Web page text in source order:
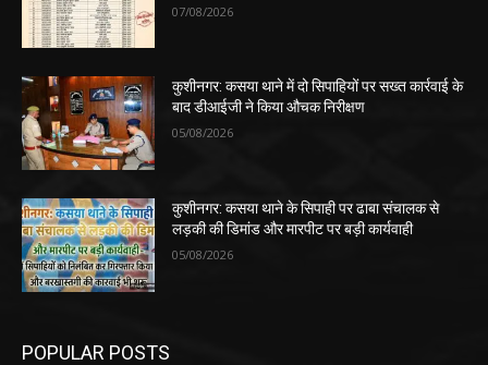
07/08/2026
कुशीनगर: कसया थाने में दो सिपाहियों पर सख्त कार्रवाई के
बाद डीआईजी ने किया औचक निरीक्षण
05/08/2026
कुशीनगर: कसया थाने के सिपाही पर ढाबा संचालक से
लड़की की डिमांड और मारपीट पर बड़ी कार्यवाही
05/08/2026
POPULAR POSTS